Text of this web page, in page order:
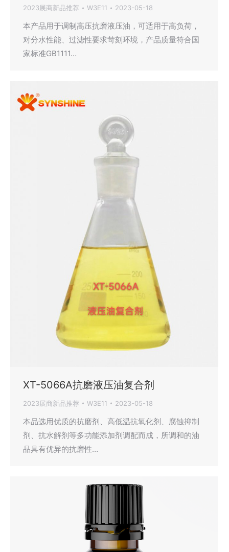
2023展商新品推荐 W3E11 2023-05-18
本产品用于调制高压抗磨液压油，可适用于高负荷，
对分水性能、过滤性要求苛刻环境，产品质量符合国
家标准GB1111…
XT-5066A抗磨液压油复合剂
2023展商新品推荐 W3E11 2023-05-18
本品选用优质的抗磨剂、高低温抗氧化剂、腐蚀抑制
剂、抗水解剂等多功能添加剂调配而成，所调和的油
品具有优异的抗磨性…